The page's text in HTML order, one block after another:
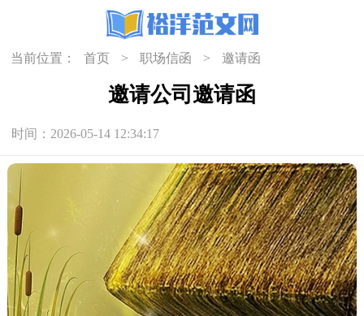
当前位置： 首页 > 职场信函 > 邀请函
邀请公司邀请函
时间：2026-05-14 12:34:17